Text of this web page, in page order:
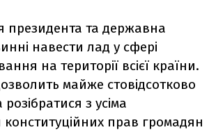
президента та державна
навести лад у сфері
на території всієї країни.
майже стовідсотково
з усіма
прав громадян